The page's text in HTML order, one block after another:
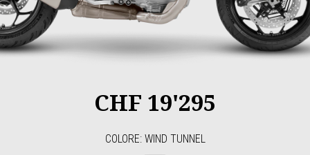
CHF 19'295
COLORE: WIND TUNNEL